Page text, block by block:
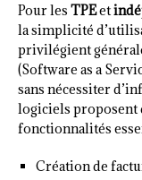
Pour les TPEet
la simplicité
privilégient
(Software as a
sans nécessiter
logiciels proposent
fonctionnalités
Création de